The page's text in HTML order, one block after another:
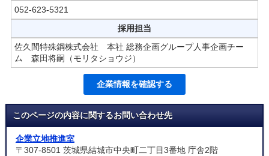
052-623-5321
採用担当
佐久間特殊鋼株式会社 本社 総務企画グループ人事企画チー
ム 森田将嗣（モリタショウジ）
企業情報を確認する
このページの内容に関するお問い合わせ先
企業立地推進室
〒307-8501 茨城県結城市中央町二丁目3番地 庁舎2階